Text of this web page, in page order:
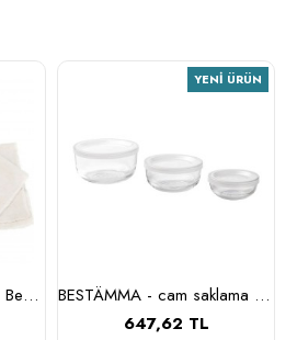
2 adet Ekmek Mayalama Bezi 50x70 cm, %100 Pamuk Amerikan Pasa Bezi
YENI ÜRÜN
BESTÄMMA - cam saklama kabı seti (cam)
647,62 TL